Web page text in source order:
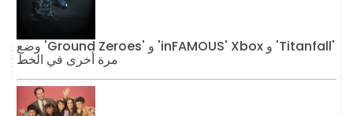
وضع 'Ground Zeroes' و 'inFAMOUS' Xbox و 'Titanfall'
مرة أخرى في الخط